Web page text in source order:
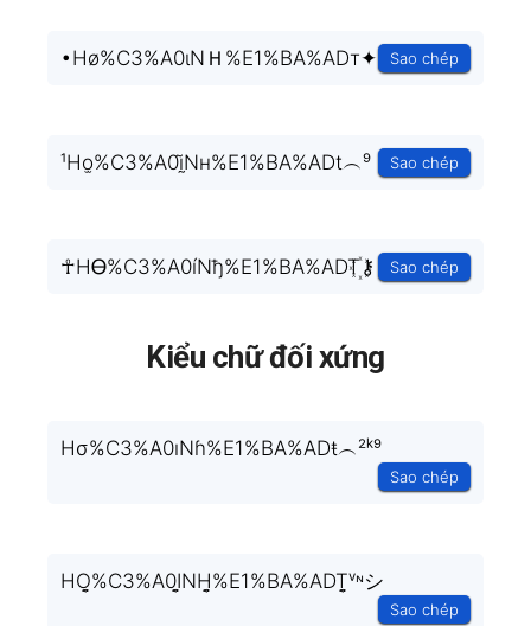
•Hø%C3%A0ɩNＨ%E1%BA%ADт✦ Sao chép
¹Ho̫%C3%A0ḭ̃Nн%E1%BA%ADt︵⁹ Sao chép
☥HᎾ%C3%A0íNђ%E1%BA%ADT꙰⚷ Sao chép
Kiểu chữ đối xứng
Hσ%C3%A0ıNɦ%E1%BA%ADŧ︵²ᵏ⁹
Sao chép
HO̬̤̯%C3%A0I̬̤̯NH̬̤̯%E1%BA%ADT̬̤̯ᵛᶰシ
Sao chép